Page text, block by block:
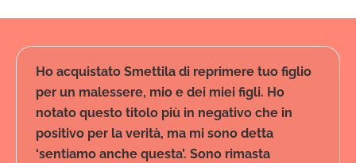
Ho acquistato Smettila di reprimere tuo figlio
per un malessere, mio e dei miei figli. Ho
notato questo titolo più in negativo che in
positivo per la verità, ma mi sono detta
‘sentiamo anche questa’. Sono rimasta